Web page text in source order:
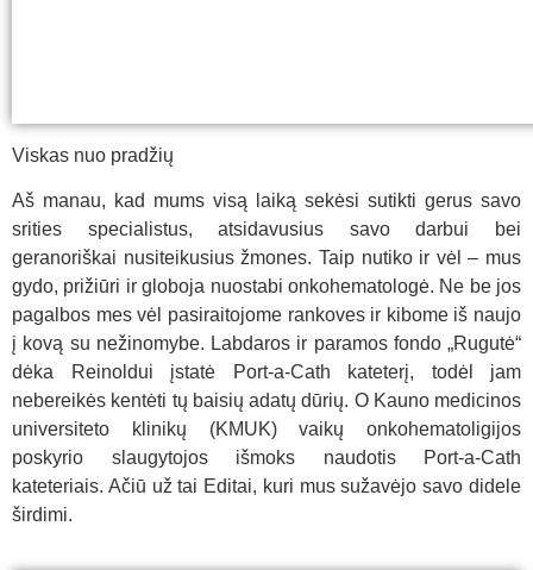
Viskas nuo pradžių
Aš manau, kad mums visą laiką sekėsi sutikti gerus savo
srities specialistus, atsidavusius savo darbui bei
geranoriškai nusiteikusius žmones. Taip nutiko ir vėl – mus
gydo, prižiūri ir globoja nuostabi onkohematologė. Ne be jos
pagalbos mes vėl pasiraitojome rankoves ir kibome iš naujo
į kovą su nežinomybe. Labdaros ir paramos fondo „Rugutė“
dėka Reinoldui įstatė Port-a-Cath kateterį, todėl jam
nebereikės kentėti tų baisių adatų dūrių. O Kauno medicinos
universiteto klinikų (KMUK) vaikų onkohematoligijos
poskyrio slaugytojos išmoks naudotis Port-a-Cath
kateteriais. Ačiū už tai Editai, kuri mus sužavėjo savo didele
širdimi.